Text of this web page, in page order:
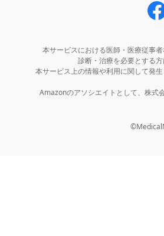
本サービスにおける医師・医療従事
診断・治療を必要とする
本サービス上の情報や利用に関して発
Amazonのアソシエイトとして、株式